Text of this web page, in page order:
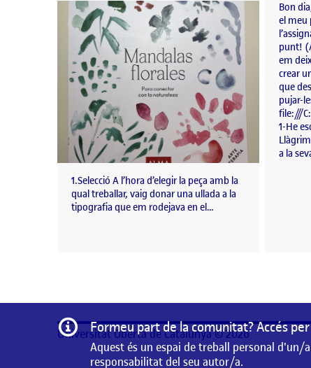
1.Selecció A l’hora d’elegir la peça amb la
qual treballar, vaig donar una ullada a la
tipografia que em rodejava en el…
Bon
el meu
punt!
em
crear
que
pujar-
file:///
1-He
a la
Informació
Formeu part de la comunitat? Accés
Aquest és un espai de treball personal d'un/
responsabilitat del seu autor/a.
Universitat Oberta de Catalunya © 2026